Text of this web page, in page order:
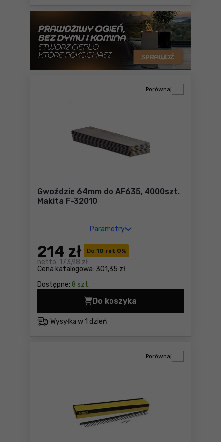
Gwoździe 64mm do AF635, 4000szt.
Makita F-32010
Parametry
Do 10 rat 0%
Cena katalogowa: 301,35 zł
214 zł
netto: 173,98 zł
Dostępne: 8 szt.
Porównaj
Wysyłka w 1 dzień
Do koszyka
Gwoździe 64mm do
Porównaj